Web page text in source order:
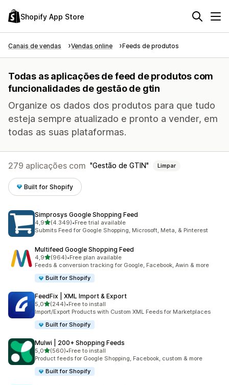
Shopify App Store
Canais de vendas Vendas online Feeds de produtos
Todas as aplicações de feed de produtos com
funcionalidades de gestão de gtin
Organize os dados dos produtos para que tudo
esteja sempre atualizado e pronto a vender, em
todas as suas plataformas.
279 aplicações com Gestão de GTIN Limpar
Built for Shopify
Simprosys Google Shopping Feed
4,9de 5 estrelas
(4.349)
4349 total de avaliações
•Free trial available
Submits Feed for Google Shopping, Microsoft, Meta, & Pinterest
Multifeed Google Shopping Feed
4,9de 5 estrelas
(964)
964 total de avaliações
•Free plan available
Feeds & conversion tracking for Google, Facebook, Awin & more
Built for Shopify
FeedFix | XML Import & Export
5,0de 5 estrelas
(244)
244 total de avaliações
•Free to install
Import/Export Products with Custom XML Feeds for Marketplaces
Built for Shopify
Mulwi | 200+ Shopping Feeds
5,0de 5 estrelas
(560)
560 total de avaliações
•Free to install
Product feeds for Google Shopping, Facebook, custom & more
Built for Shopify